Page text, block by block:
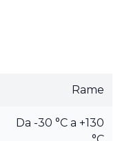
Rame
Da -30 °C a +130